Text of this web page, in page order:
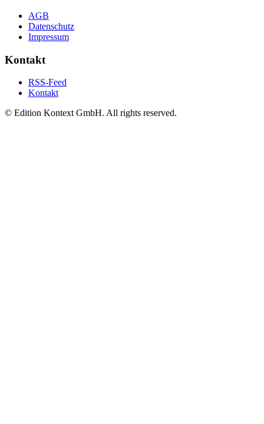
AGB
Datenschutz
Impressum
Kontakt
RSS-Feed
Kontakt
© Edition Kontext GmbH. All rights reserved.